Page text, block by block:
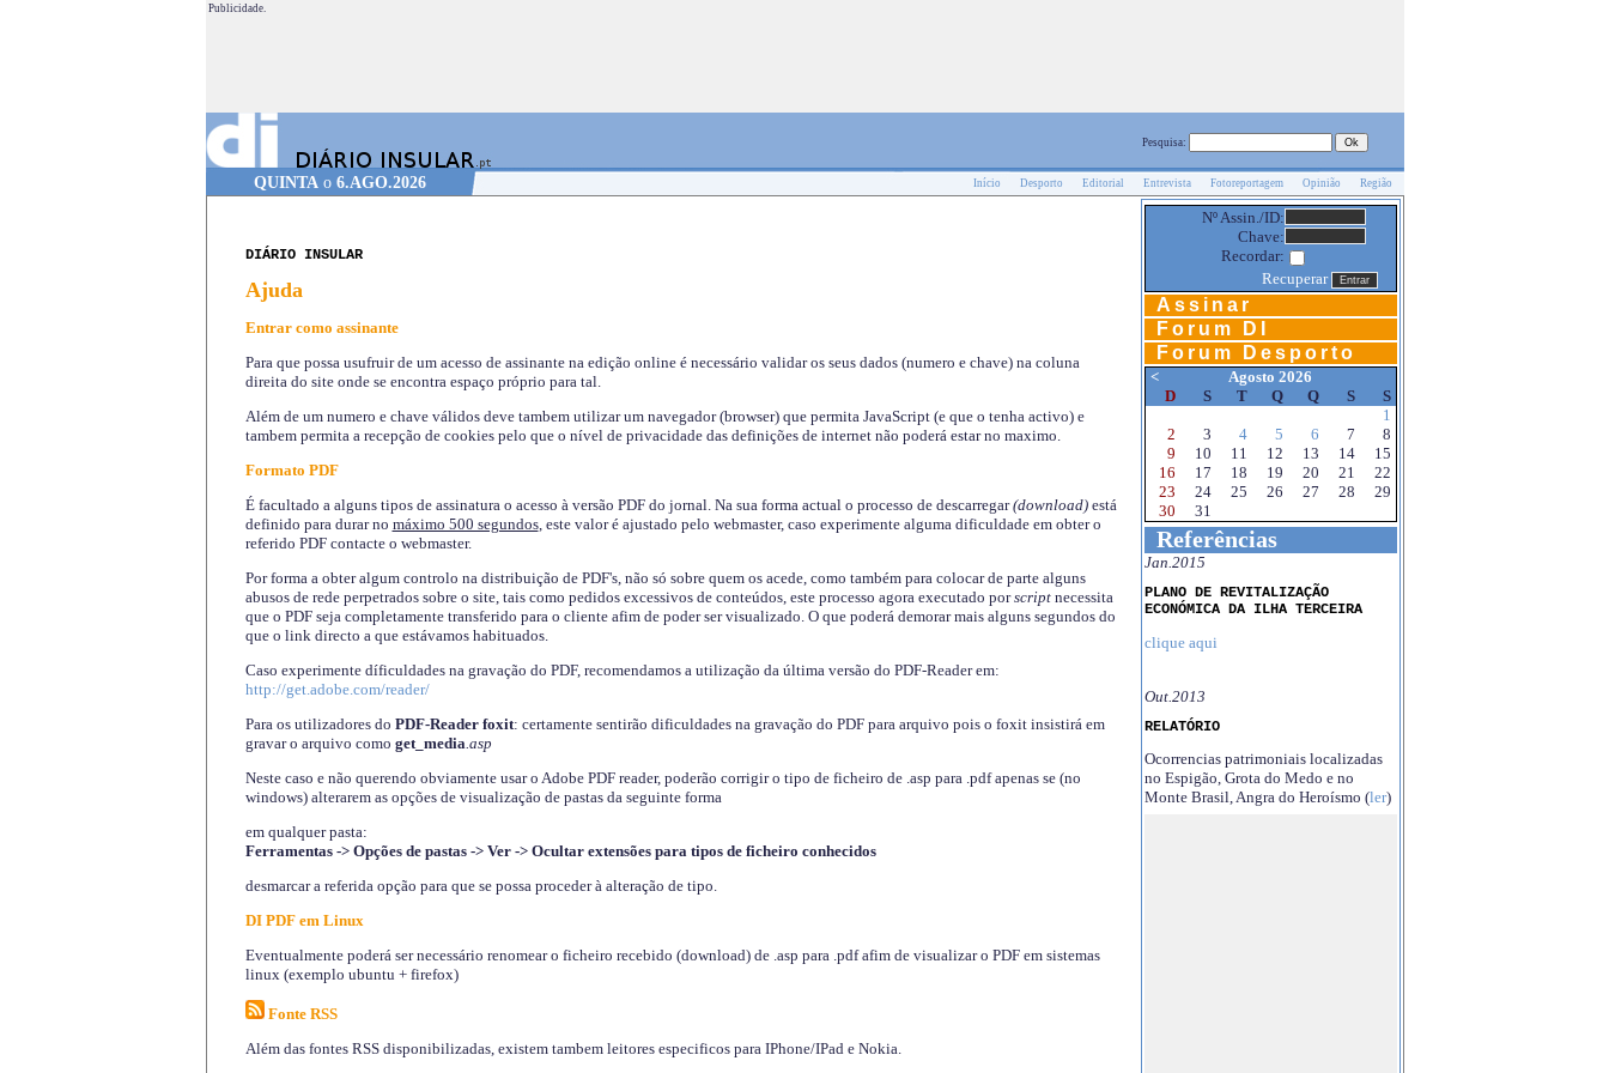
Publicidade.
Pesquisa:
QUINTA o 6.AGO.2026 Início Desporto Editorial Entrevista Fotoreportagem Opinião Região
DIÁRIO INSULAR
Ajuda
Entrar como assinante
Para que possa usufruir de um acesso de assinante na edição online é necessário validar os seus dados (numero e chave) na coluna
direita do site onde se encontra espaço próprio para tal.
Além de um numero e chave válidos deve tambem utilizar um navegador (browser) que permita JavaScript (e que o tenha activo) e
tambem permita a recepção de cookies pelo que o nível de privacidade das definições de internet não poderá estar no maximo.
Formato PDF
É facultado a alguns tipos de assinatura o acesso à versão PDF do jornal. Na sua forma actual o processo de descarregar(download)está
definido para durar no máximo 500 segundos, este valor é ajustado pelo webmaster, caso experimente alguma dificuldade em obter o
referido PDF contacte o webmaster.
Por forma a obter algum controlo na distribuição de PDF's, não só sobre quem os acede, como também para colocar de parte alguns
abusos de rede perpetrados sobre o site, tais como pedidos excessivos de conteúdos, este processo agora executado porscriptnecessita
que o PDF seja completamente transferido para o cliente afim de poder ser visualizado. O que poderá demorar mais alguns segundos do
que o link directo a que estávamos habituados.
Caso experimente díficuldades na gravação do PDF, recomendamos a utilização da última versão do PDF-Reader em:
http://get.adobe.com/reader/
Para os utilizadores do PDF-Reader foxit: certamente sentirão dificuldades na gravação do PDF para arquivo pois o foxit insistirá em
gravar o arquivo como get_media.asp
Neste caso e não querendo obviamente usar o Adobe PDF reader, poderão corrigir o tipo de ficheiro de .asp para .pdf apenas se (no
windows) alterarem as opções de visualização de pastas da seguinte forma
em qualquer pasta:
Ferramentas -> Opções de pastas -> Ver -> Ocultar extensões para tipos de ficheiro conhecidos
desmarcar a referida opção para que se possa proceder à alteração de tipo.
DI PDF em Linux
Eventualmente poderá ser necessário renomear o ficheiro recebido (download) de .asp para .pdf afim de visualizar o PDF em sistemas
linux (exemplo ubuntu + firefox)
Fonte RSS
Além das fontes RSS disponibilizadas, existem tambem leitores especificos para IPhone/IPad e Nokia.
Nº Assin./ID:
Chave:
Recordar:
Recuperar
Assinar
Forum DI
Forum Desporto
<
Agosto 2026
D
S T Q Q S
S
1
2
3 4 5 6 7
8
9
10 11 12 13 14
15
16
17 18 19 20 21
22
23
24 25 26 27 28
29
30
31
Referências
Jan.2015
PLANO DE REVITALIZAÇÃO
ECONÓMICA DA ILHA TERCEIRA
clique aqui
Out.2013
RELATÓRIO
Ocorrencias patrimoniais localizadas
no Espigão, Grota do Medo e no
Monte Brasil, Angra do Heroísmo (ler)